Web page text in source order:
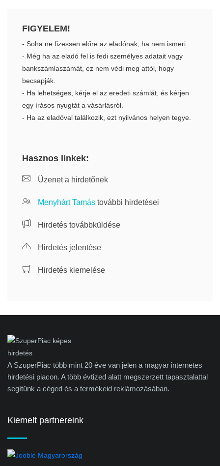
FIGYELEM!
- Soha ne fizessen előre az eladónak, ha nem ismeri.
- Még ha az eladó fel is fedi személyes adatait vagy
bankszámlaszámát, ez nem védi meg attól, hogy
becsapják.
- Ha lehetséges, kérje el az eredeti számlát, és kérjen
egy írásos nyugtát a vásárlásról.
- Ha az eladóval találkozik, ezt nyilvános helyen tegye.
Hasznos linkek:
Üzenet a hirdetőnek
Menyhárt Tamás további hirdetései
Hirdetés továbbküldése
Hirdetés jelentése
Hirdetés kiemelése
A SzuperPiac több mint 20 éve van jelen a magyar internetes
hirdetési piacon. A több évtized alatt megszerzett tapasztalattal
segítünk a céged és a termékeid reklámozásában.
Kiemelt partnereink